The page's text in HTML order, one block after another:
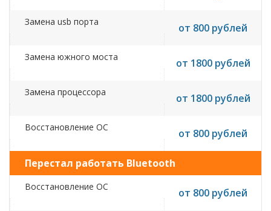
Замена usb порта от 800 рублей
Замена южного моста от 1800 рублей
Замена процессора от 1800 рублей
Восстановление ОС от 800 рублей
Перестал работать Bluetooth
Восстановление ОС от 800 рублей